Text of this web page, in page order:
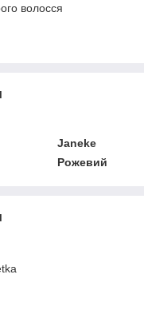
волосся
Janeke
Рожевий